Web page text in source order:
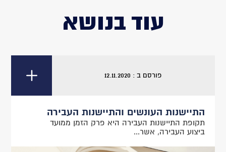
עוד בנושא
פורסם ב : 12.11.2020
התיישנות העונשים והתיישנות העבירה
תקופת התיישנות העבירה היא פרק הזמן ממועד
ביצוע העבירה, אשר...